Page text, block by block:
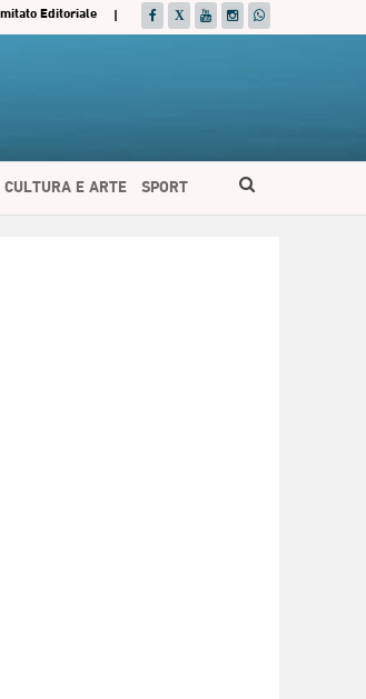
|
Editoriale
CULTURA E ARTE SPORT